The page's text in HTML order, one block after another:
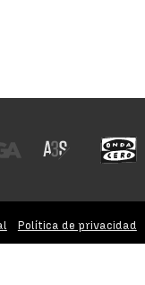
Política de privacidad